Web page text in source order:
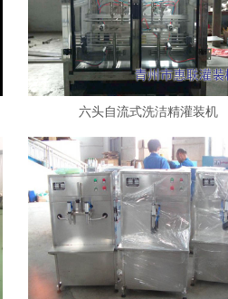
六头自流式洗洁精灌装机